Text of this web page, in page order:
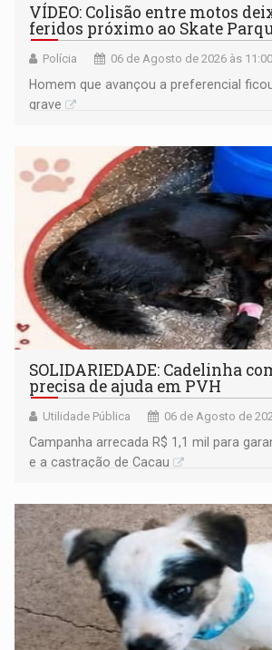
VÍDEO: Colisão entre motos
feridos próximo ao Skate
Polícia 06 de Agosto de 2026 às 11:00
Homem que avançou a preferencial
grave
SOLIDARIEDADE: Cadelinha
precisa de ajuda em PVH
Utilidade Pública 06 de Agosto de
Campanha arrecada R$ 1,1 mil para
e a castração de Cacau